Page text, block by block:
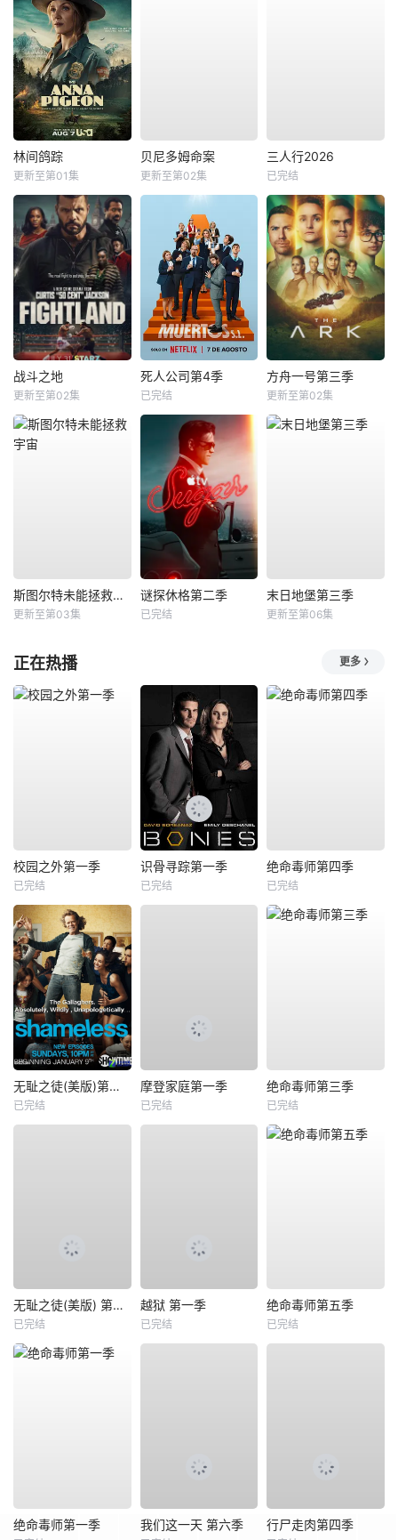
林间鸽踪
更新至第01集
贝尼多姆命案
更新至第02集
三人行2026
已完结
战斗之地
更新至第02集
死人公司第4季
已完结
方舟一号第三季
更新至第02集
斯图尔特未能拯救宇宙
更新至第03集
谜探休格第二季
已完结
末日地堡第三季
更新至第06集
正在热播 更多
校园之外第一季
已完结
识骨寻踪第一季
已完结
绝命毒师第四季
已完结
无耻之徒(美版)第一季
已完结
摩登家庭第一季
已完结
绝命毒师第三季
已完结
无耻之徒(美版) 第六季
已完结
越狱 第一季
已完结
绝命毒师第五季
已完结
绝命毒师第一季 我们这一天 第六季 行尸走肉第四季